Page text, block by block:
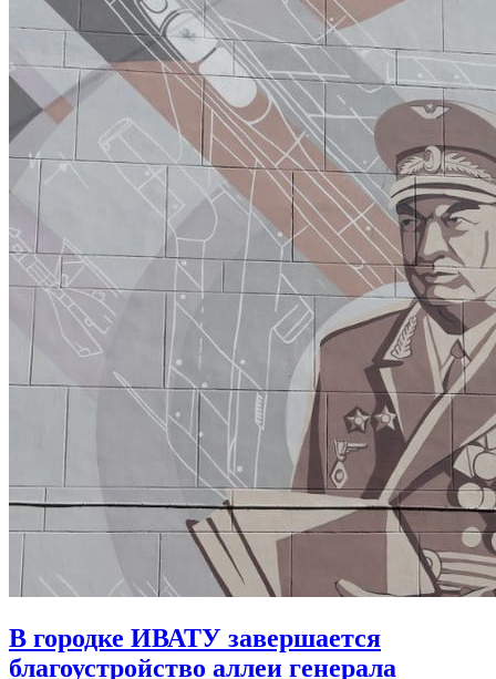
В городке ИВАТУ завершается
благоустройство аллеи генерала